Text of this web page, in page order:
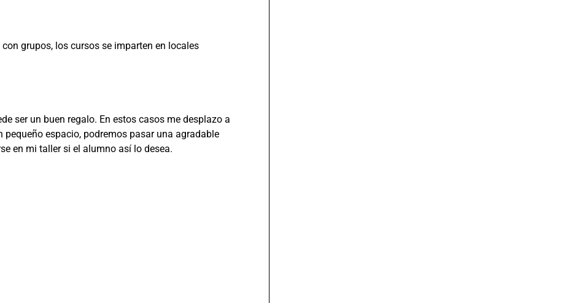
grupos, los cursos se imparten en locales
ser un buen regalo. En estos casos me desplazo a
espacio, podremos pasar una agradable
en mi taller si el alumno así lo desea.